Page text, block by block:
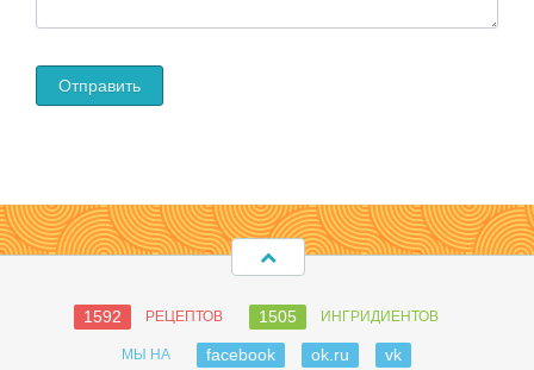
1592 РЕЦЕПТОВ 1505 ИНГРИДИЕНТОВ
МЫ НА facebook ok.ru vk